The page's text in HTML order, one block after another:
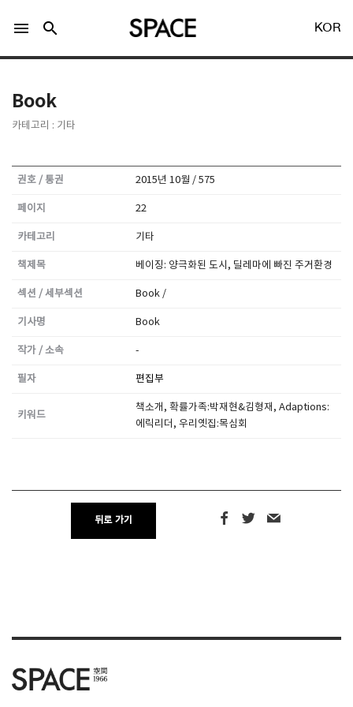
Facebook 로그인
Naver 로그인
공지사항
Contact
menu search KOR
Book
카테고리 : 기타
권호 / 통권 2015년 10월 / 575
페이지 22
카테고리 기타
책제목 베이징: 양극화된 도시, 딜레마에 빠진 주거환경
섹션 / 세부섹션 Book /
기사명 Book
작가 / 소속 -
필자 편집부
키워드
책소개, 확률가족:박재현&김형재, Adaptions:
에릭리더, 우리옛집:목심회
뒤로 가기